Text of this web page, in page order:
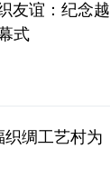
友谊：纪念越
式
绸工艺村为